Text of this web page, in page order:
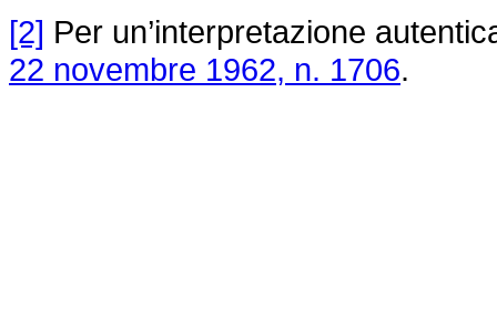
[2] Per un’interpretazione
22 novembre 1962, n. 1706.